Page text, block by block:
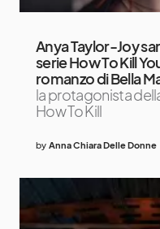
Anya Taylor-Joy
serie How To Kill
romanzo di Bella
la protagonista
How To Kill
by Anna Chiara Delle Donne